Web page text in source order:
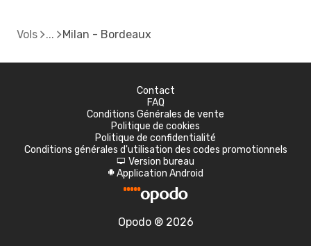
Vols Milan - Bordeaux
Contact
FAQ
Conditions Générales de vente
Politique de cookies
Politique de confidentialité
Conditions générales d'utilisation des codes promotionnels
d Version bureau
A Application Android
Opodo ® 2026